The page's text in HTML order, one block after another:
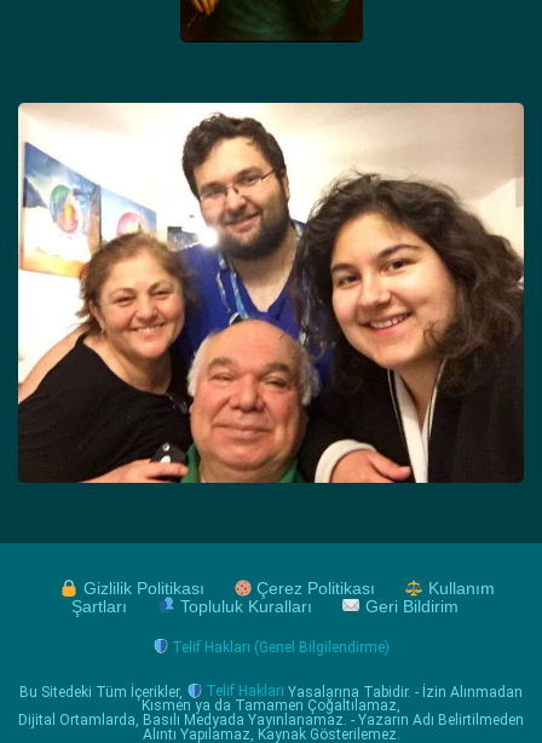
Gizlilik Politikası Çerez Politikası
Kullanım
Şartları
Topluluk Kuralları Geri Bildirim
Telif Hakları (Genel Bilgilendirme)
Bu Sitedeki Tüm İçerikler, Telif HaklarıYasalarına Tabidir. - İzin Alınmadan
Kısmen ya da Tamamen Çoğaltılamaz,
Dijital Ortamlarda, Basılı Medyada Yayınlanamaz. - Yazarın Adı Belirtilmeden
Alıntı Yapılamaz, Kaynak Gösterilemez.